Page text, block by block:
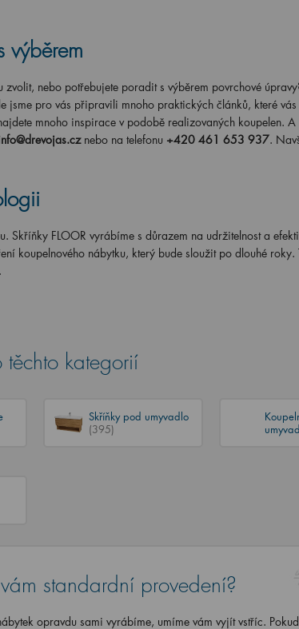
výběrem
nebo potřebujete poradit s výběrem povrchové
jsme pro vás připravili mnoho praktických článků, které
mnoho inspirace v podobě realizovaných koupelen.
nebo na telefonu +420 461 653 937.
Skříňky FLOOR vyrábíme s důrazem na udržitelnost a
koupelnového nábytku, který bude sloužit po dlouhé
těchto kategorií
Skříňky pod umyvadlo
(395)
standardní provedení?
opravdu sami vyrábíme, umíme vám vyjít vstříc.